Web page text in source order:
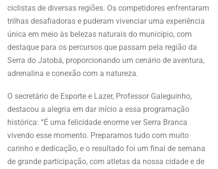
ciclistas de diversas regiões. Os competidores enfrentaram
trilhas desafiadoras e puderam vivenciar uma experiência
única em meio às belezas naturais do município, com
destaque para os percursos que passam pela região da
Serra do Jatobá, proporcionando um cenário de aventura,
adrenalina e conexão com a natureza.
O secretário de Esporte e Lazer, Professor Galeguinho,
destacou a alegria em dar início a essa programação
histórica: “É uma felicidade enorme ver Serra Branca
vivendo esse momento. Preparamos tudo com muito
carinho e dedicação, e o resultado foi um final de semana
de grande participação, com atletas da nossa cidade e de